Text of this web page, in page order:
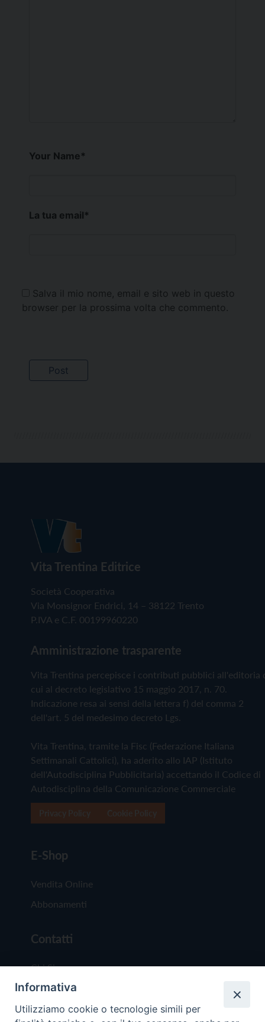
Your Name*
La tua email*
Salva il mio nome, email e sito web in questo
browser per la prossima volta che commento.
Vita Trentina Editrice
Società Cooperativa
Via Monsignor Endrici, 14 – 38122 Trento
P.IVA e C.F. 00199960220
Amministrazione trasparente
Vita Trentina percepisce i contributi pubblici all'editoria
cui al decreto legislativo 15 maggio 2017, n. 70.
Indicazione resa ai sensi della lettera f) del comma 2
dell'art. 5 del medesimo decreto Lgs.
Vita Trentina, tramite la Fisc (Federazione Italiana
Settimanali Cattolici), ha aderito allo IAP (Istituto
dell'Autodisciplina Pubblicitaria) accettando il Codice di
Autodisciplina della Comunicazione Commerciale
E-Shop
Vendita Online
Abbonamenti
Contatti
Chi Siamo
Redazione
Scrivici
Informativa
Utilizziamo cookie o tecnologie simili per